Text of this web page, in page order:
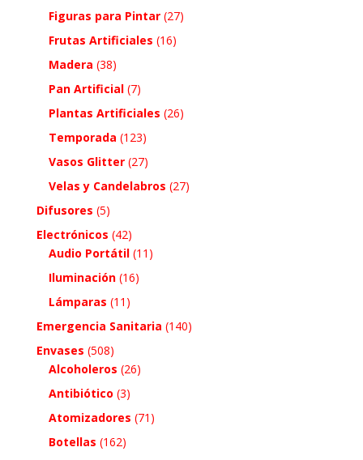
Figuras para Pintar (27)
Frutas Artificiales (16)
Madera (38)
Pan Artificial (7)
Plantas Artificiales (26)
Temporada (123)
Vasos Glitter (27)
Velas y Candelabros (27)
Difusores (5)
Electrónicos (42)
Audio Portátil (11)
Iluminación (16)
Lámparas (11)
Emergencia Sanitaria (140)
Envases (508)
Alcoholeros (26)
Antibiótico (3)
Atomizadores (71)
Botellas (162)